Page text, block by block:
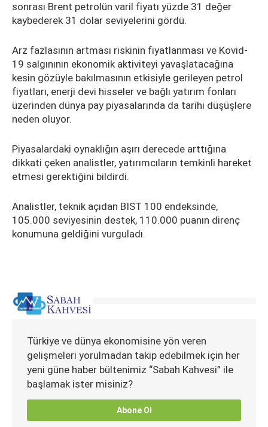
sonrası Brent petrolün varil fiyatı yüzde 31 değer
kaybederek 31 dolar seviyelerini gördü.
Arz fazlasının artması riskinin fiyatlanması ve Kovid-
19 salgınının ekonomik aktiviteyi yavaşlatacağına
kesin gözüyle bakılmasının etkisiyle gerileyen petrol
fiyatları, enerji devi hisseler ve bağlı yatırım fonları
üzerinden dünya pay piyasalarında da tarihi düşüşlere
neden oluyor.
Piyasalardaki oynaklığın aşırı derecede arttığına
dikkati çeken analistler, yatırımcıların temkinli hareket
etmesi gerektiğini bildirdi.
Analistler, teknik açıdan BIST 100 endeksinde,
105.000 seviyesinin destek, 110.000 puanın direnç
konumuna geldiğini vurguladı.
Türkiye ve dünya ekonomisine yön veren
gelişmeleri yorulmadan takip edebilmek için her
yeni güne haber bültenimiz “Sabah Kahvesi” ile
başlamak ister misiniz?
Abone Ol